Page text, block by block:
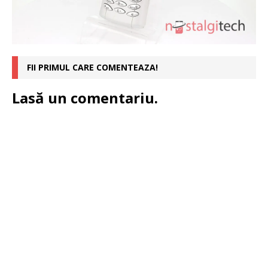
FII PRIMUL CARE COMENTEAZA!
Lasă un comentariu.